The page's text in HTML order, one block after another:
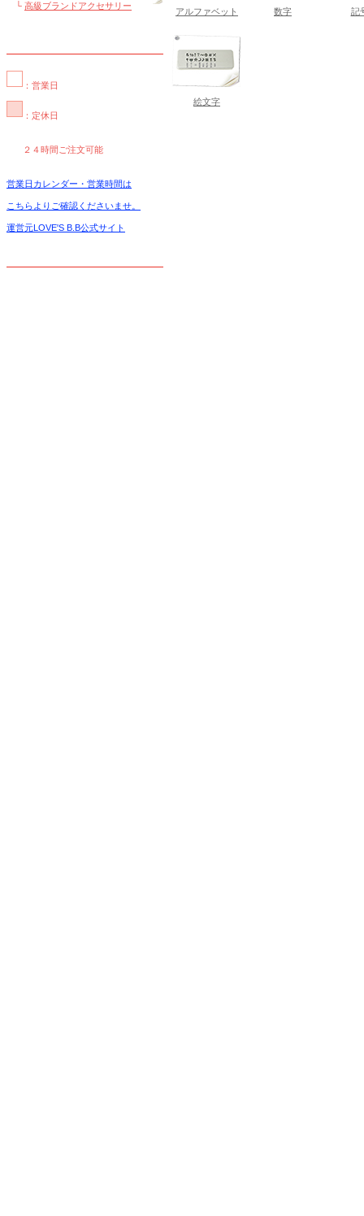
└ 高級ブランドアクセサリー
：営業日
：定休日
２４時間ご注文可能
営業日カレンダー・営業時間は
こちらよりご確認くださいませ。
運営元LOVE'S B.B公式サイト
アルファベット 数字 記
絵文字